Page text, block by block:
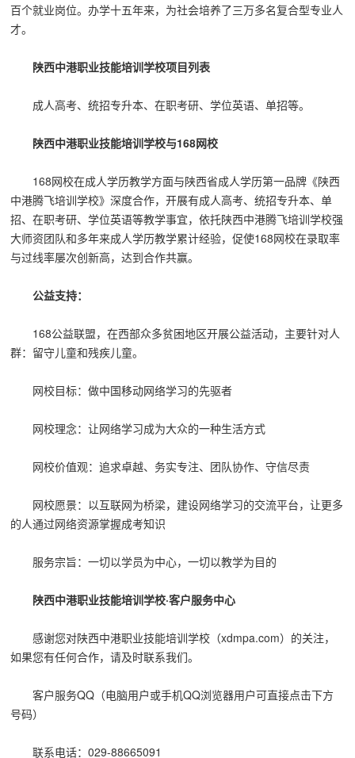
百个就业岗位。办学十五年来，为社会培养了三万多名复合型专业人
才。
陕西中港职业技能培训学校项目列表
成人高考、统招专升本、在职考研、学位英语、单招等。
陕西中港职业技能培训学校与168网校
168网校在成人学历教学方面与陕西省成人学历第一品牌《陕西
中港腾飞培训学校》深度合作，开展有成人高考、统招专升本、单
招、在职考研、学位英语等教学事宜，依托陕西中港腾飞培训学校强
大师资团队和多年来成人学历教学累计经验，促使168网校在录取率
与过线率屡次创新高，达到合作共赢。
公益支持：
168公益联盟，在西部众多贫困地区开展公益活动，主要针对人
群：留守儿童和残疾儿童。
网校目标：做中国移动网络学习的先驱者
网校理念：让网络学习成为大众的一种生活方式
网校价值观：追求卓越、务实专注、团队协作、守信尽责
网校愿景：以互联网为桥梁，建设网络学习的交流平台，让更多
的人通过网络资源掌握成考知识
服务宗旨：一切以学员为中心，一切以教学为目的
陕西中港职业技能培训学校·客户服务中心
感谢您对陕西中港职业技能培训学校（xdmpa.com）的关注，
如果您有任何合作，请及时联系我们。
客户服务QQ（电脑用户或手机QQ浏览器用户可直接点击下方
号码）
联系电话：029-88665091